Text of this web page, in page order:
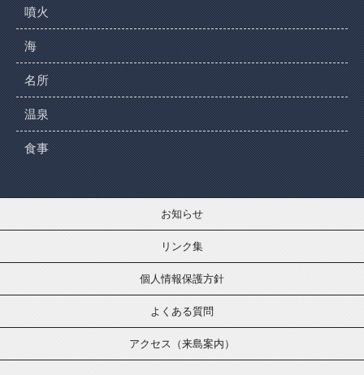
噴火
海
名所
温泉
食事
お知らせ
リンク集
個人情報保護方針
よくある質問
アクセス（来島案内）